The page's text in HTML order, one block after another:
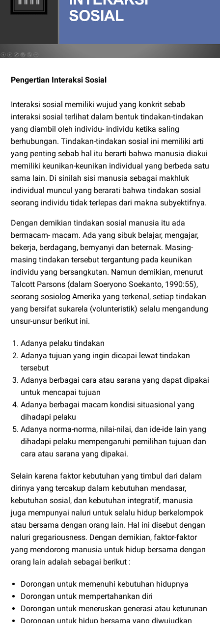
Pengertian Interaksi Sosial
Interaksi sosial memiliki wujud yang konkrit sebab
interaksi sosial terlihat dalam bentuk tindakan-tindakan
yang diambil oleh individu- individu ketika saling
berhubungan. Tindakan-tindakan sosial ini memiliki arti
yang penting sebab hal itu berarti bahwa manusia diakui
memiliki keunikan-keunikan individual yang berbeda satu
sama lain. Di sinilah sisi manusia sebagai makhluk
individual muncul yang berarati bahwa tindakan sosial
seorang individu tidak terlepas dari makna subyektifnya.
Dengan demikian tindakan sosial manusia itu ada
bermacam- macam. Ada yang sibuk belajar, mengajar,
bekerja, berdagang, bernyanyi dan beternak. Masing-
masing tindakan tersebut tergantung pada keunikan
individu yang bersangkutan. Namun demikian, menurut
Talcott Parsons (dalam Soeryono Soekanto, 1990:55),
seorang sosiolog Amerika yang terkenal, setiap tindakan
yang bersifat sukarela (volunteristik) selalu mengandung
unsur-unsur berikut ini.
Adanya pelaku tindakan
Adanya tujuan yang ingin dicapai lewat tindakan
tersebut
Adanya berbagai cara atau sarana yang dapat dipakai
untuk mencapai tujuan
Adanya berbagai macam kondisi situasional yang
dihadapi pelaku
Adanya norma-norma, nilai-nilai, dan ide-ide lain yang
dihadapi pelaku mempengaruhi pemilihan tujuan dan
cara atau sarana yang dipakai.
Selain karena faktor kebutuhan yang timbul dari dalam
dirinya yang tercakup dalam kebutuhan mendasar,
kebutuhan sosial, dan kebutuhan integratif, manusia
juga mempunyai naluri untuk selalu hidup berkelompok
atau bersama dengan orang lain. Hal ini disebut dengan
naluri gregariousness. Dengan demikian, faktor-faktor
yang mendorong manusia untuk hidup bersama dengan
orang lain adalah sebagai berikut :
Dorongan untuk memenuhi kebutuhan hidupnya
Dorongan untuk mempertahankan diri
Dorongan untuk meneruskan generasi atau keturunan
Dorongan untuk hidup bersama yang diwujudkan